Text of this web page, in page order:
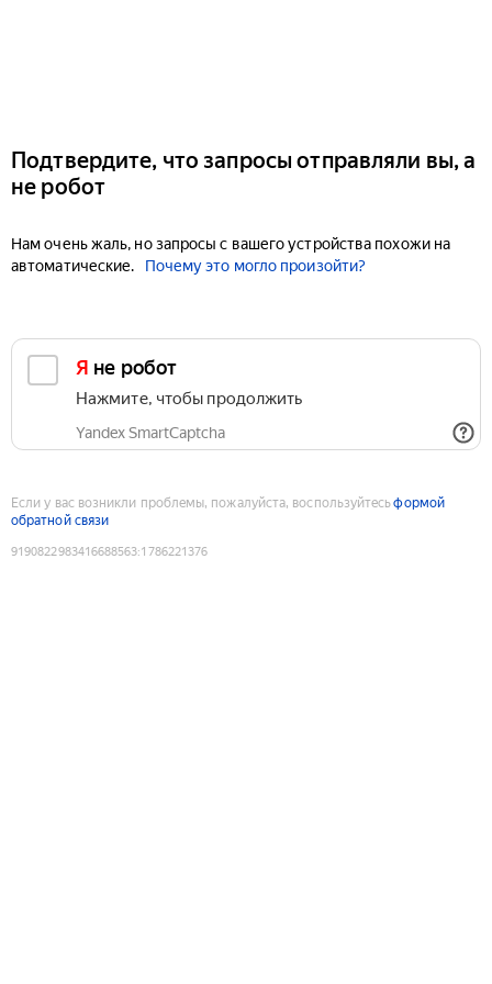
Подтвердите, что запросы отправляли вы, а
не робот
Нам очень жаль, но запросы с вашего устройства похожи на
автоматические.
Почему это могло произойти?
Я не робот
Нажмите, чтобы продолжить
Yandex SmartCaptcha
Если у вас возникли проблемы, пожалуйста, воспользуйтесьформой
обратной связи
9190822983416688563:1786221376